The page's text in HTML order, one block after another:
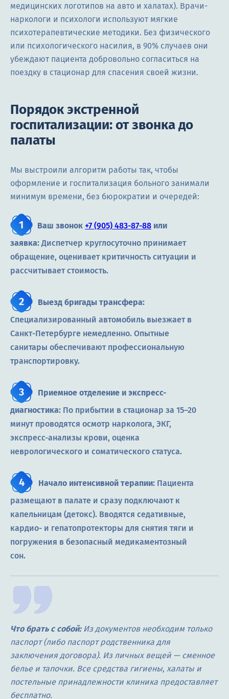
медицинских логотипов на авто и халатах). Врачи-
наркологи и психологи используют мягкие
психотерапевтические методики. Без физического
или психологического насилия, в 90% случаев они
убеждают пациента добровольно согласиться на
поездку в стационар для спасения своей жизни.
Порядок экстренной
госпитализации: от звонка до
палаты
Мы выстроили алгоритм работы так, чтобы
оформление и госпитализация больного занимали
минимум времени, без бюрократии и очередей:
Ваш звонок +7 (905) 483-87-88 или
заявка: Диспетчер круглосуточно принимает
обращение, оценивает критичность ситуации и
рассчитывает стоимость.
Выезд бригады трансфера:
Специализированный автомобиль выезжает в
Санкт-Петербурге немедленно. Опытные
санитары обеспечивают профессиональную
транспортировку.
Приемное отделение и экспресс-
диагностика: По прибытии в стационар за 15–20
минут проводятся осмотр нарколога, ЭКГ,
экспресс-анализы крови, оценка
неврологического и соматического статуса.
Начало интенсивной терапии: Пациента
размещают в палате и сразу подключают к
капельницам (детокс). Вводятся седативные,
кардио- и гепатопротекторы для снятия тяги и
погружения в безопасный медикаментозный
сон.
Что брать с собой: Из документов необходим только
паспорт (либо паспорт родственника для
заключения договора). Из личных вещей — сменное
белье и тапочки. Все средства гигиены, халаты и
постельные принадлежности клиника предоставляет
бесплатно.